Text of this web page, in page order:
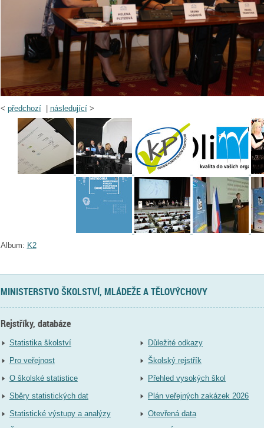
< předchozí| následující>
Album: K2
MINISTERSTVO ŠKOLSTVÍ, MLÁDEŽE A TĚLOVÝCHOVY
Rejstříky, databáze
Statistika školství
Pro veřejnost
O školské statistice
Sběry statistických dat
Statistické výstupy a analýzy
Důležité odkazy
Školský rejstřík
Přehled vysokých škol
Plán veřejných zakázek 2026
Otevřená data